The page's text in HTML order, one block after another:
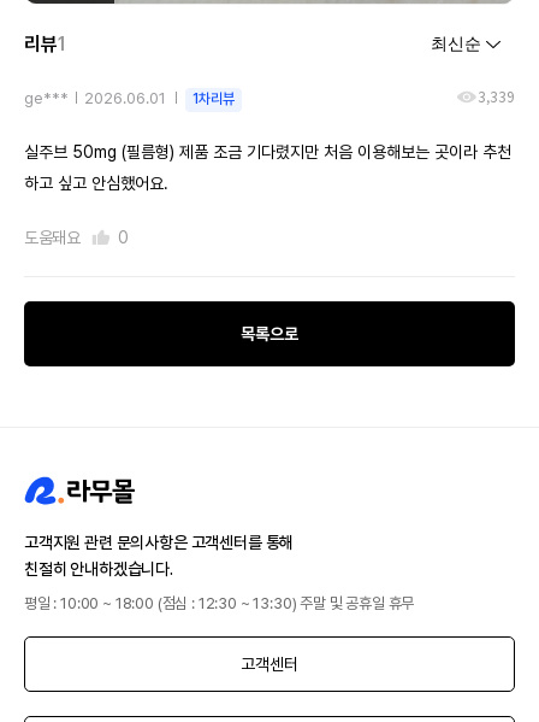
리뷰1
ge*** 2026.06.01 1차리뷰 3,339
실주브 50mg (필름형) 제품 조금 기다렸지만 처음 이용해보는 곳이라 추천
하고 싶고 안심했어요.
도움돼요 0
목록으로
고객지원 관련 문의사항은 고객센터를 통해
친절히 안내하겠습니다.
평일 : 10:00 ~ 18:00 (점심 : 12:30 ~ 13:30) 주말 및 공휴일 휴무
고객센터